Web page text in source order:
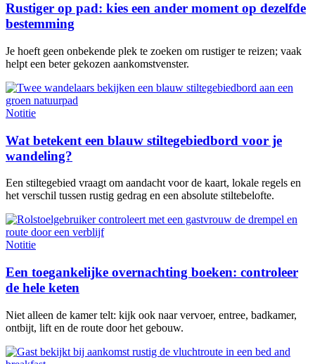
Rustiger op pad: kies een ander moment op dezelfde
bestemming
Je hoeft geen onbekende plek te zoeken om rustiger te reizen; vaak
helpt een beter gekozen aankomstvenster.
Notitie
Wat betekent een blauw stiltegebiedbord voor je
wandeling?
Een stiltegebied vraagt om aandacht voor de kaart, lokale regels en
het verschil tussen rustig gedrag en een absolute stiltebelofte.
Notitie
Een toegankelijke overnachting boeken: controleer
de hele keten
Niet alleen de kamer telt: kijk ook naar vervoer, entree, badkamer,
ontbijt, lift en de route door het gebouw.